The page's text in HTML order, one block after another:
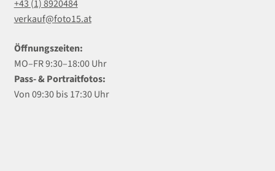
+43 (1) 8920484
verkauf@foto15.at
Öffnungszeiten:
MO–FR 9:30–18:00 Uhr
Pass- & Portraitfotos:
Von 09:30 bis 17:30 Uhr